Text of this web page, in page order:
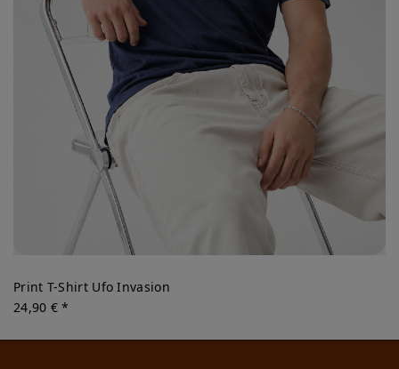
Print T-Shirt Ufo Invasion
24,90 € *